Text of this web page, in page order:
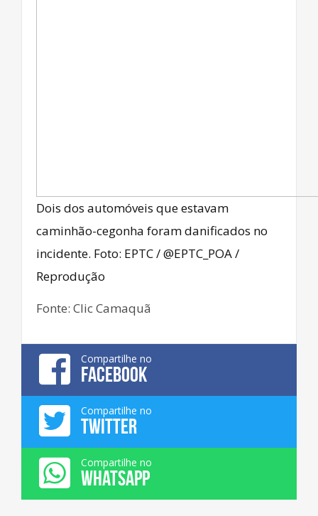
Dois dos automóveis que estavam
caminhão-cegonha foram danificados no
incidente. Foto: EPTC / @EPTC_POA /
Reprodução
Fonte: Clic Camaquã
Compartilhe no
FACEBOOK
Compartilhe no
TWITTER
Compartilhe no
WHATSAPP